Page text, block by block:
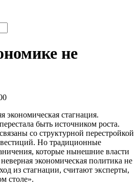
не
экономическая стагнация.
быть источником роста.
со структурной перестройкой
Но традиционные
которые нынешние власти
экономическая политика не
из стагнации, считают эксперты,
столе».